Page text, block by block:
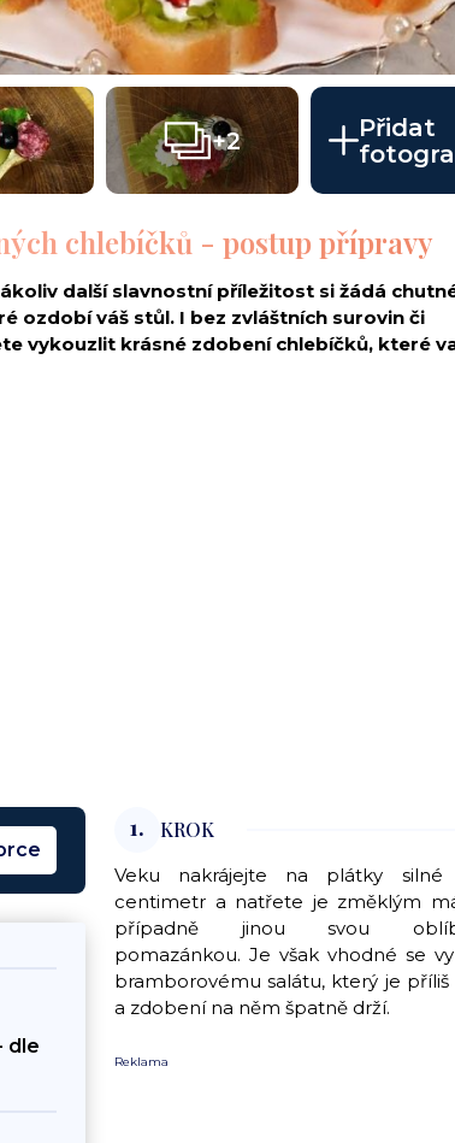
+2
Přidat
chlebíčků - postup přípravy
další slavnostní příležitost si žádá
ozdobí váš stůl. I bez zvláštních surovin či
vykouzlit krásné zdobení chlebíčků, které
dle
1. KROK
Veku nakrájejte na plátky silné
centimetr a natřete je změklým
případně jinou svou
pomazánkou. Je však vhodné se
bramborovému salátu, který je příliš
a zdobení na něm špatně drží.
Reklama